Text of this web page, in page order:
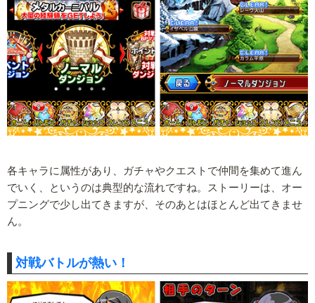
各キャラに属性があり、ガチャやクエストで仲間を集めて進ん
でいく、というのは典型的な流れですね。ストーリーは、オー
プニングで少し出てきますが、そのあとはほとんど出てきませ
ん。
対戦バトルが熱い！